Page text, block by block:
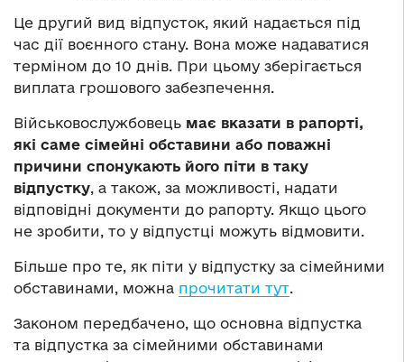
Це другий вид відпусток, який надається під
час дії воєнного стану. Вона може надаватися
терміном до 10 днів. При цьому зберігається
виплата грошового забезпечення.
Військовослужбовець має вказати в рапорті,
які саме сімейні обставини або поважні
причини спонукають його піти в таку
відпустку, а також, за можливості, надати
відповідні документи до рапорту. Якщо цього
не зробити, то у відпустці можуть відмовити.
Більше про те, як піти у відпустку за сімейними
обставинами, можна прочитати тут.
Законом передбачено, що основна відпустка
та відпустка за сімейними обставинами